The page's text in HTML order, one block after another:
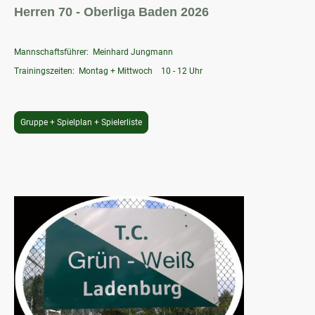
Herren 70 - Oberliga Baden 2026
Mannschaftsführer: Meinhard Jungmann
Trainingszeiten: Montag + Mittwoch 10 - 12 Uhr
Gruppe + Spielplan + Spielerliste